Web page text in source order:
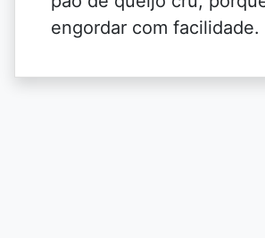
engordar com facilidade.